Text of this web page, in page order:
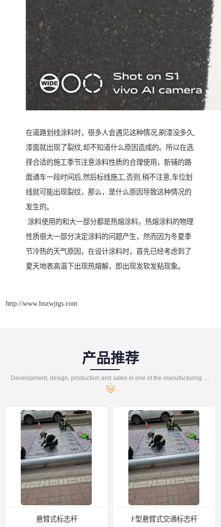
在道路划线涂料时，很多人会遇见这种情况,刷漆没多久,
漆面就出现了裂纹,却不知道什么原因造成的。所以在选
择合适的施工季节注意涂料性质的合理使用，新铺的路
面通车一段时间后,然后标线施工,否则,稍不注意,车位划
线就可能出现裂纹，那么，是什么原因导致这种情况的
发生的。
涂料使用的和大一部分都是热熔涂料，热熔涂料的物理
性质很大一部分决定涂料的问题产生，然而因为冬夏季
节冷热的天气原因，在设计涂料时，首先已经考虑到了
夏天地表高温下出现热熔解，即出现发软发粘现象。
http://www.hnzwjtgs.com
产品推荐
悬臂式标志杆 F型悬臂式交通标志杆